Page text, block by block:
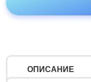
77LA
(grey)
ОПИСАНИЕ